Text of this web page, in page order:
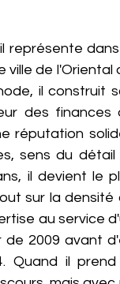
représente
ville de l'Oriental
il construit
des finances
réputation
sens du détail
il devient le
sur la densité
au service
de 2009 avant
Quand il prend